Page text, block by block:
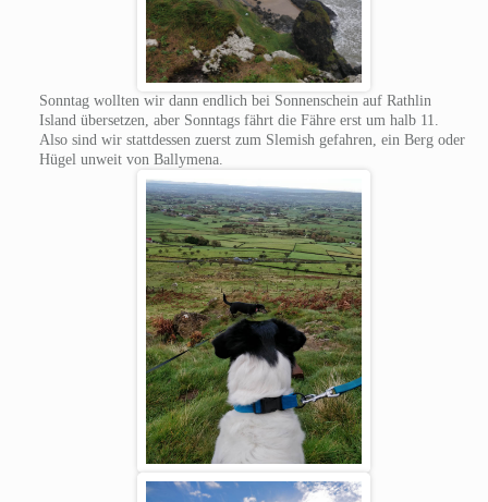
Sonntag wollten wir dann endlich bei Sonnenschein auf Rathlin
Island übersetzen, aber Sonntags fährt die Fähre erst um halb 11.
Also sind wir stattdessen zuerst zum Slemish gefahren, ein Berg oder
Hügel unweit von Ballymena.